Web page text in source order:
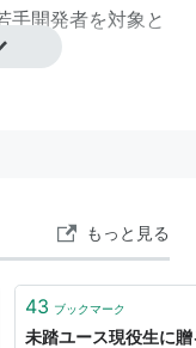
手開発者を対象と
。
もっと見る
43 ブックマーク
未踏ユース現役生に